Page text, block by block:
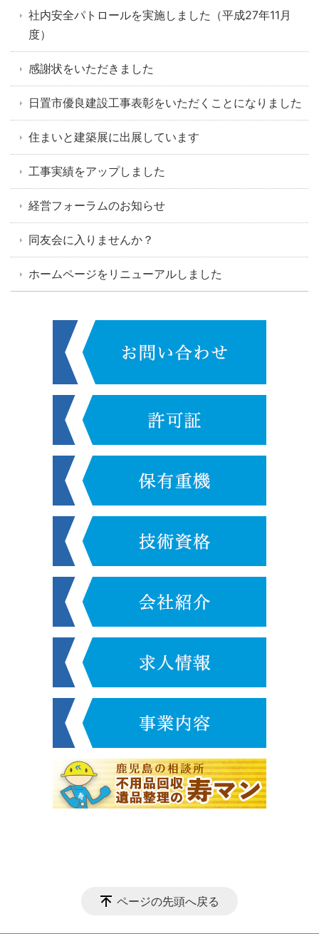
社内安全パトロールを実施しました（平成27年11月
度）
感謝状をいただきました
日置市優良建設工事表彰をいただくことになりました
住まいと建築展に出展しています
工事実績をアップしました
経営フォーラムのお知らせ
同友会に入りませんか？
ホームページをリニューアルしました
ページの先頭へ戻る